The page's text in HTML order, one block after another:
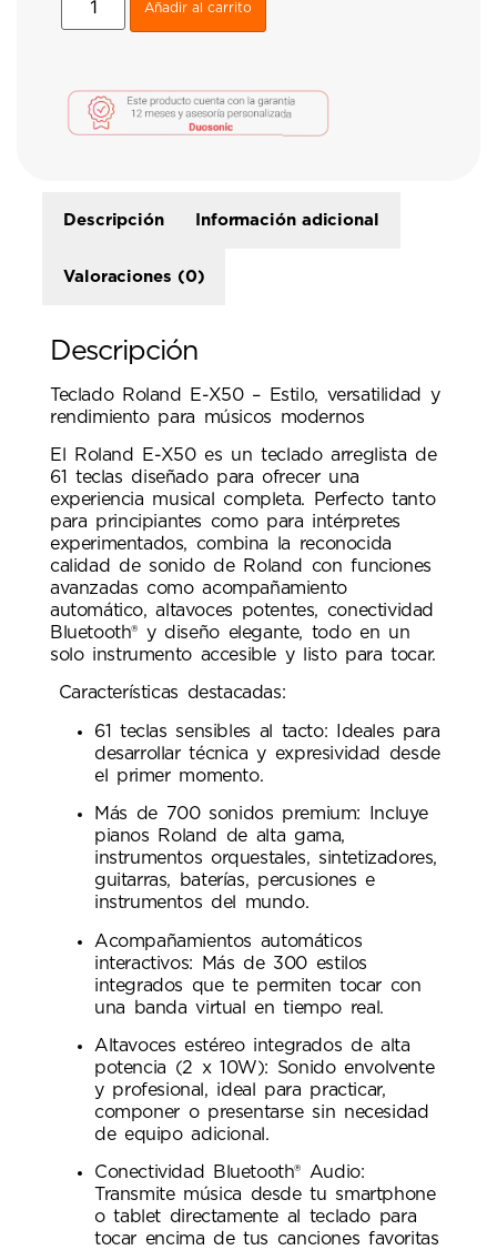
Añadir al carrito
Descripción Información adicional
Valoraciones (0)
Descripción
Teclado Roland E-X50 – Estilo, versatilidad y
rendimiento para músicos modernos
El Roland E-X50 es un teclado arreglista de
61 teclas diseñado para ofrecer una
experiencia musical completa. Perfecto tanto
para principiantes como para intérpretes
experimentados, combina la reconocida
calidad de sonido de Roland con funciones
avanzadas como acompañamiento
automático, altavoces potentes, conectividad
Bluetooth® y diseño elegante, todo en un
solo instrumento accesible y listo para tocar.
Características destacadas:
61 teclas sensibles al tacto: Ideales para
desarrollar técnica y expresividad desde
el primer momento.
Más de 700 sonidos premium: Incluye
pianos Roland de alta gama,
instrumentos orquestales, sintetizadores,
guitarras, baterías, percusiones e
instrumentos del mundo.
Acompañamientos automáticos
interactivos: Más de 300 estilos
integrados que te permiten tocar con
una banda virtual en tiempo real.
Altavoces estéreo integrados de alta
potencia (2 x 10W): Sonido envolvente
y profesional, ideal para practicar,
componer o presentarse sin necesidad
de equipo adicional.
Conectividad Bluetooth® Audio:
Transmite música desde tu smartphone
o tablet directamente al teclado para
tocar encima de tus canciones favoritas